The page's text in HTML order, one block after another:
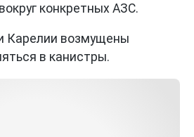
конкретных АЗС.
Карелии возмущены
в канистры.